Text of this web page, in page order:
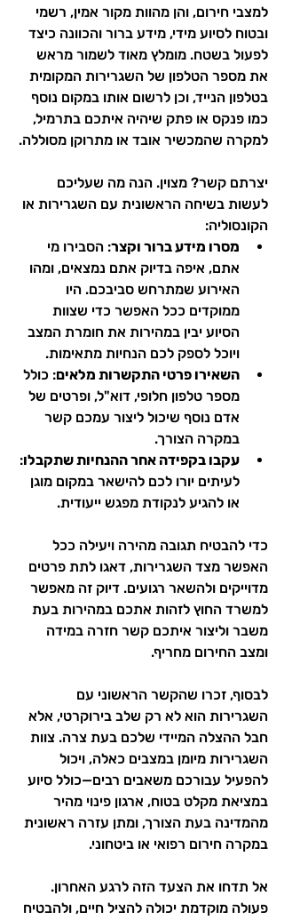
למצבי חירום, והן מהוות מקור אמין, רשמי
ובטוח לסיוע מידי, מידע ברור והכוונה כיצד
לפעול בשטח. מומלץ מאוד לשמור מראש
את מספר הטלפון של השגרירות המקומית
בטלפון הנייד, וכן לרשום אותו במקום נוסף
כמו פנקס או פתק שיהיה איתכם בתרמיל,
למקרה שהמכשיר אובד או מתרוקן מסוללה.
יצרתם קשר? מצוין. הנה מה שעליכם
לעשות בשיחה הראשונית עם השגרירות או
הקונסוליה:
מסרו מידע ברור וקצר: הסבירו מי
אתם, איפה בדיוק אתם נמצאים, ומהו
האירוע שמתרחש סביבכם. היו
ממוקדים ככל האפשר כדי שצוות
הסיוע יבין במהירות את חומרת המצב
ויוכל לספק לכם הנחיות מתאימות.
השאירו פרטי התקשרות מלאים: כולל
מספר טלפון חלופי, דוא"ל, ופרטים של
אדם נוסף שיכול ליצור עמכם קשר
במקרה הצורך.
עקבו בקפידה אחר ההנחיות שתקבלו:
לעיתים יורו לכם להישאר במקום מוגן
או להגיע לנקודת מפגש ייעודית.
כדי להבטיח תגובה מהירה ויעילה ככל
האפשר מצד השגרירות, דאגו לתת פרטים
מדוייקים ולהשאר רגועים. דיוק זה מאפשר
למשרד החוץ לזהות אתכם במהירות בעת
משבר וליצור איתכם קשר חזרה במידה
ומצב החירום מחריף.
לבסוף, זכרו שהקשר הראשוני עם
השגרירות הוא לא רק שלב בירוקרטי, אלא
חבל ההצלה המיידי שלכם בעת צרה. צוות
השגרירות מיומן במצבים כאלה, ויכול
להפעיל עבורכם משאבים רבים—כולל סיוע
במציאת מקלט בטוח, ארגון פינוי מהיר
מהמדינה בעת הצורך, ומתן עזרה ראשונית
במקרה חירום רפואי או ביטחוני.
אל תדחו את הצעד הזה לרגע האחרון.
פעולה מוקדמת יכולה להציל חיים, ולהבטיח